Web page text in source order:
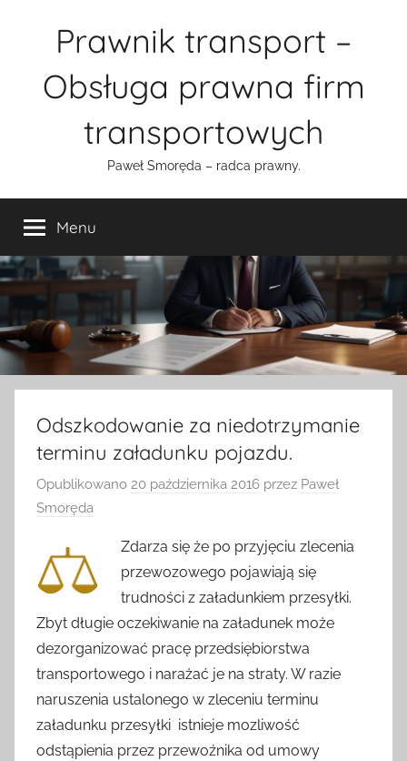
Prawnik transport –
Obsługa prawna firm
transportowych
Paweł Smoręda – radca prawny.
Menu
Odszkodowanie za niedotrzymanie
terminu załadunku pojazdu.
Opublikowano 20 października 2016 przez Paweł
Smoręda
Zdarza się że po przyjęciu zlecenia
przewozowego pojawiają się
trudności z załadunkiem przesyłki.
Zbyt długie oczekiwanie na załadunek może
dezorganizować pracę przedsiębiorstwa
transportowego i narażać je na straty. W razie
naruszenia ustalonego w zleceniu terminu
załadunku przesyłki istnieje mozliwość
odstąpienia przez przewoźnika od umowy